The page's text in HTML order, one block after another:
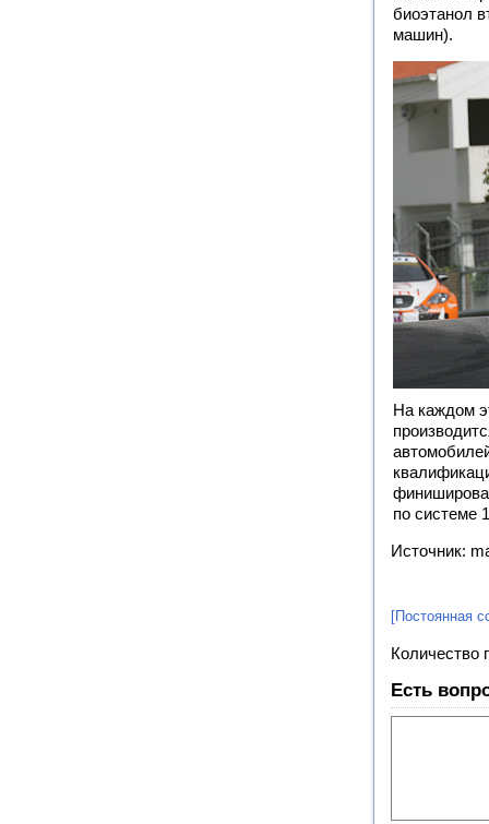
биоэтанол
машин).
На каждом
по системе
Источник:
[Постоянная
Количество
Есть